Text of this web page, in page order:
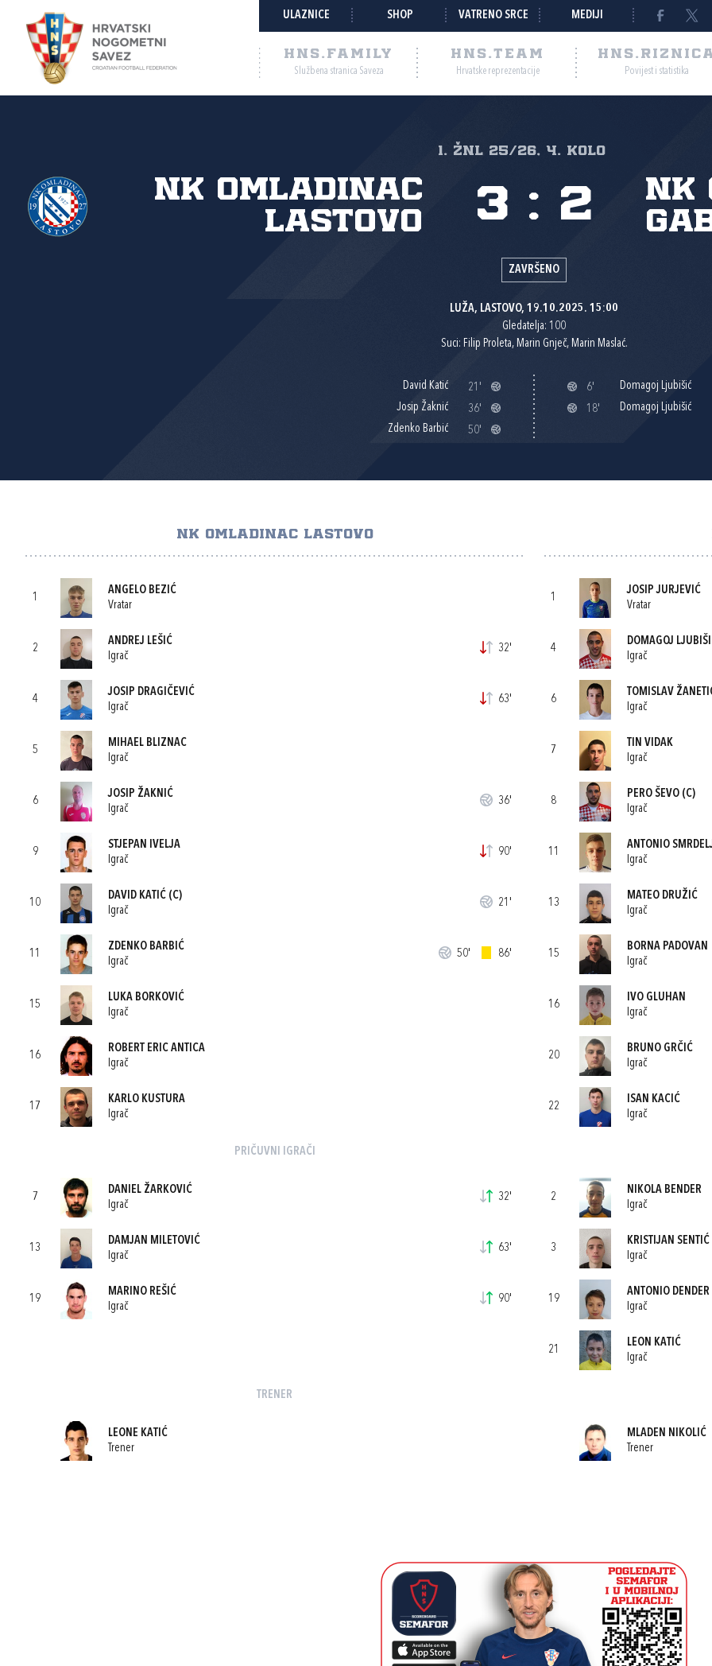
ULAZNICE SHOP VATRENO SRCE MEDIJI
HNS.FAMILY
Službena stranica Saveza
HNS.TEAM
Hrvatske reprezentacije Povijest i statistika
1. ŽNL 25/26, 4. kolo
NK Omladinac
Lastovo
3 : 2
ZAVRŠENO
LUŽA, LASTOVO, 19.10.2025. 15:00
Gledatelja: 100
Suci: Filip Proleta, Marin Gnječ, Marin Maslać.
David Katić
21'
Josip Žaknić
36'
Zdenko Barbić
50'
6'
Domagoj Ljubišić
18'
Domagoj Ljubišić
NK OMLADINAC LASTOVO
1
ANGELO BEZIĆ
Vratar
2
ANDREJ LEŠIĆ
Igrač
32'
4
JOSIP DRAGIČEVIĆ
Igrač
63'
5
MIHAEL BLIZNAC
Igrač
6
JOSIP ŽAKNIĆ
Igrač
36'
9
STJEPAN IVELJA
Igrač
90'
10
DAVID KATIĆ (C)
Igrač
21'
11
ZDENKO BARBIĆ
Igrač
50' 86'
15
LUKA BORKOVIĆ
Igrač
16
ROBERT ERIC ANTICA
Igrač
17
KARLO KUSTURA
Igrač
PRIČUVNI IGRAČI
7
DANIEL ŽARKOVIĆ
Igrač
32'
13
DAMJAN MILETOVIĆ
Igrač
63'
19
MARINO REŠIĆ
Igrač
90'
TRENER
LEONE KATIĆ
Trener
1
JOSIP JURJEVIĆ
Vratar
4
DOMAGOJ
Igrač
6
TOMISLAV
Igrač
7
TIN VIDAK
Igrač
8
PERO ŠEVO(C)
Igrač
11
ANTONIO
Igrač
13
MATEO DRUŽIĆ
Igrač
15
BORNA PADOVAN
Igrač
16
IVO GLUHAN
Igrač
20
BRUNO GRČIĆ
Igrač
22
ISAN KACIĆ
Igrač
2
NIKOLA BENDER
Igrač
3
KRISTIJAN SENTIĆ
Igrač
19
ANTONIO DENDER
Igrač
21
LEON KATIĆ
Igrač
MLADEN NIKOLIĆ
Trener